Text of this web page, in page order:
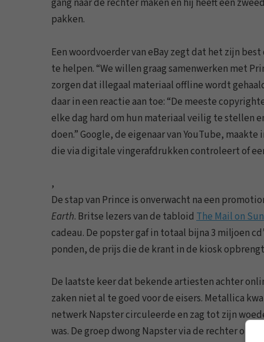
gang naar de rechter maken en hij heeft een
pakken.
Een woordvoerder van eBay zegt dat het zijn
te helpen. “We willen graag samenwerken met
zorgen dat illegaal materiaal offline wordt
daar in een reactie aan toe: “De meeste
elke dag hard om hun materiaal veilig te stellen
doen.” Google, de eigenaar van YouTube,
die via digitale vingerafdrukken controleert of
,
De stap van Prince is onverwacht na een
Earth. Britse lezers van de tabloid The Mail on
cadeau. De popster gaf in totaal bijna 3 miljoen
ponden, de prijs die de krant in de kiosk
De laatste keer dat bekende artiesten achter
zaken niet al te goed voor de eisers. Metallica
netwerk Napster circuleerde en zag tot zijn
was. De groep dwong Napster via de rechter om